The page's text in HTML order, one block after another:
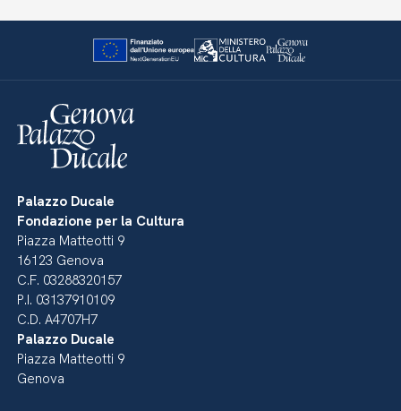
Palazzo Ducale
Fondazione per la Cultura
Piazza Matteotti 9
16123 Genova
C.F. 03288320157
P.I. 03137910109
C.D. A4707H7
Palazzo Ducale
Piazza Matteotti 9
Genova